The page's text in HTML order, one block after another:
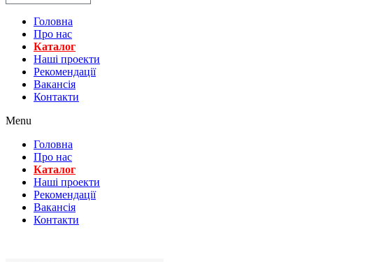
Головна
Про нас
Каталог
Нашi проекти
Рекомендації
Вакансiя
Контакти
Menu
Головна
Про нас
Каталог
Нашi проекти
Рекомендації
Вакансiя
Контакти